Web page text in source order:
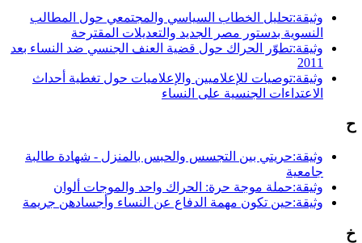
وثيقة:تحليل الخطاب السياسي والمجتمعي حول المطالب
النسوية بدستور مصر الجديد والتعديلات المقترحة
وثيقة:تطوّر الحراك حول قضية العنف الجنسي ضد النساء بعد
2011
وثيقة:توصيات للإعلاميين والإعلاميات حول تغطية أحداث
الاعتداءات الجنسية على النساء
ح
وثيقة:حريتي بين التجسس والحبس بالمنزل - شهادة طالبة
جامعية
وثيقة:حملة موجة حرة: الحراك واحد والموجات ألوان
وثيقة:حين تكون مهمة الدفاع عن النساء وأجسادهن جريمة
خ